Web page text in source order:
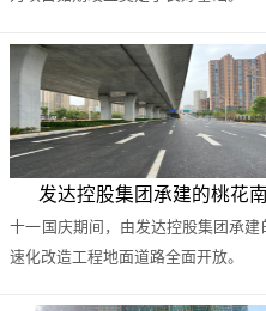
发达控股集团承建的桃花
十一国庆期间，由发达控股集团承
速化改造工程地面道路全面开放。